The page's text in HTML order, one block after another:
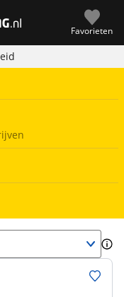
Favorieten